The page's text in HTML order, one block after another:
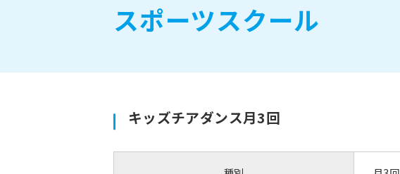
スポーツスクール
キッズチアダンス月3回